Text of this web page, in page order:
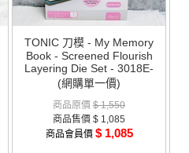
TONIC 刀模 - My Memory
Book - Screened Flourish
Layering Die Set - 3018E-
(網購單一價)
商品原價 $ 1,550
商品售價 $ 1,085
商品會員價 $ 1,085